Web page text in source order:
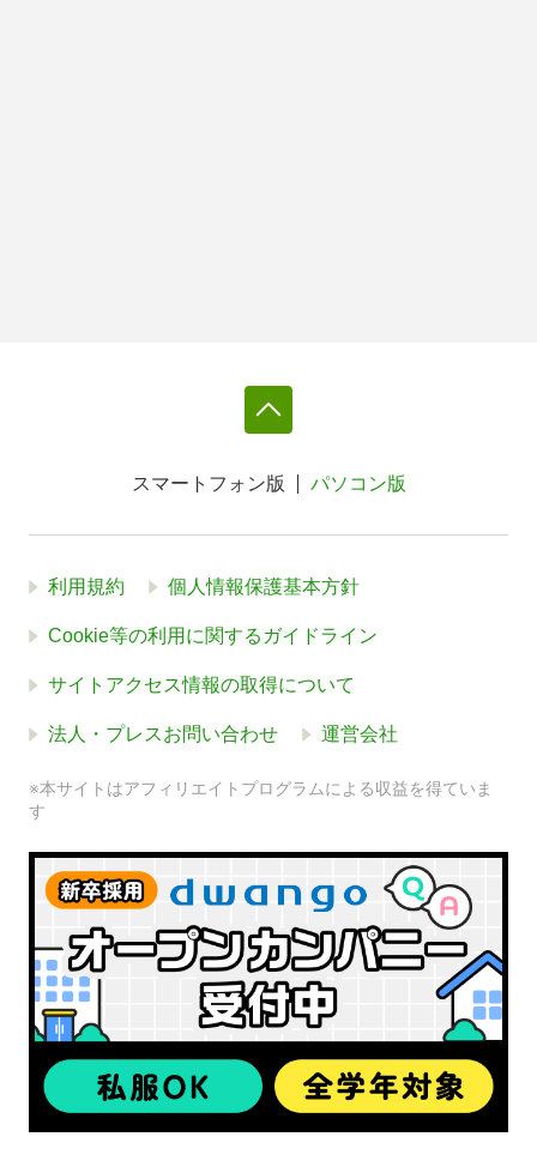
スマートフォン版 パソコン版
利用規約 個人情報保護基本方針
Cookie等の利用に関するガイドライン
サイトアクセス情報の取得について
法人・プレスお問い合わせ 運営会社
※本サイトはアフィリエイトプログラムによる収益を得ていま
す